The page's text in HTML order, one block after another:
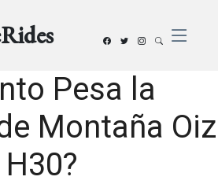
Pesa la
Montaña Oiz
H30?